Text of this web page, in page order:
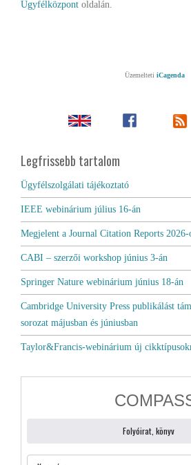
Ügyfélközpont oldalán.
Üzemelteti iCagenda
Legfrissebb tartalom
Ügyfélszolgálati tájékoztató
IEEE webinárium július 16-án
Megjelent a Journal Citation Reports 2026-
CABI – szerzői workshop június 3-án
Springer Nature webinárium június 18-án
Cambridge University Press publikálást
sorozat májusban és júniusban
Taylor&Francis-webinárium új